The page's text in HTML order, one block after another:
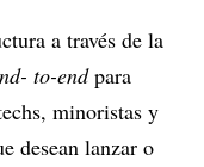
a través de la
to-endpara
minoristas y
desean lanzar o